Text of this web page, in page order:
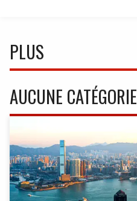
PLUS
AUCUNE CATÉGORIE